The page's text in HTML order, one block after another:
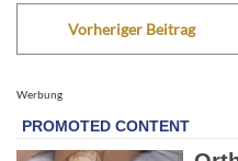
Vorheriger Beitrag
Werbung